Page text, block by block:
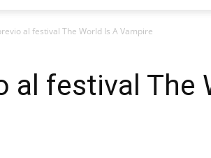
al festival The World Is A Vampire
al festival The